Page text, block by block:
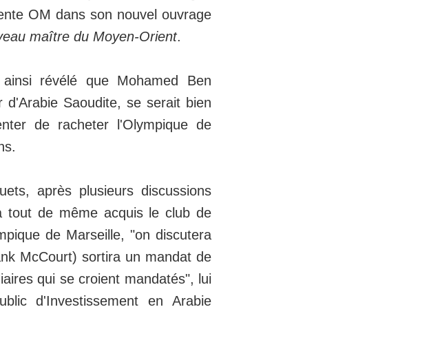
OM dans son nouvel ouvrage
maître du Moyen-Orient.
révélé que Mohamed Ben
Saoudite, se serait bien
de racheter l'Olympique de
après plusieurs discussions
tout de même acquis le club de
de Marseille, "on discutera
McCourt) sortira un mandat de
qui se croient mandatés", lui
d'Investissement en Arabie